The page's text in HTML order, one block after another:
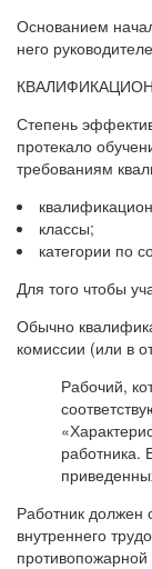
Основанием
него
Степень
протекало
требованиям
классы;
категории по
Для того чтобы
Обычно
комиссии (или в
Рабочий,
работника.
Работник должен
внутреннего